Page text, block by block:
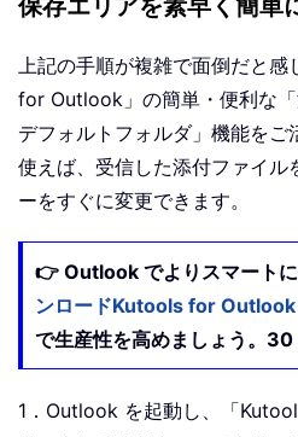
保存エリアを素早く簡単
上記の手順が複雑で面倒だと
for Outlook」の簡単・便利な
デフォルトフォルダ」機能をご
使えば、受信した添付ファイル
ーをすぐに変更できます。
👉 Outlook でよりスマートに
ンロードKutools for Outlook
で生産性を高めましょう。30
1．Outlook を起動し、「